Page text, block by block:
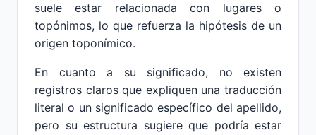
suele estar relacionada con lugares o
topónimos, lo que refuerza la hipótesis de un
origen toponímico.
En cuanto a su significado, no existen
registros claros que expliquen una traducción
literal o un significado específico del apellido,
pero su estructura sugiere que podría estar